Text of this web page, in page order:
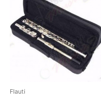
Flauti